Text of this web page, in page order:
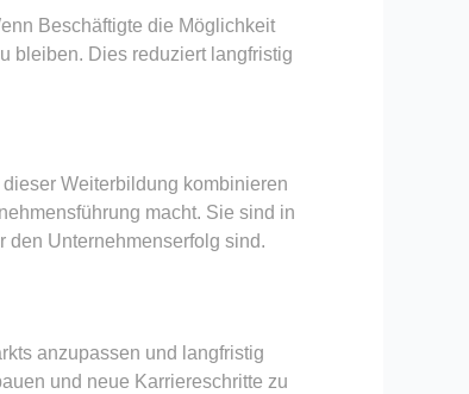
Beschäftigte die Möglichkeit
bleiben. Dies reduziert langfristig
Weiterbildung kombinieren
macht. Sie sind in
den Unternehmenserfolg sind.
anzupassen und langfristig
und neue Karriereschritte zu